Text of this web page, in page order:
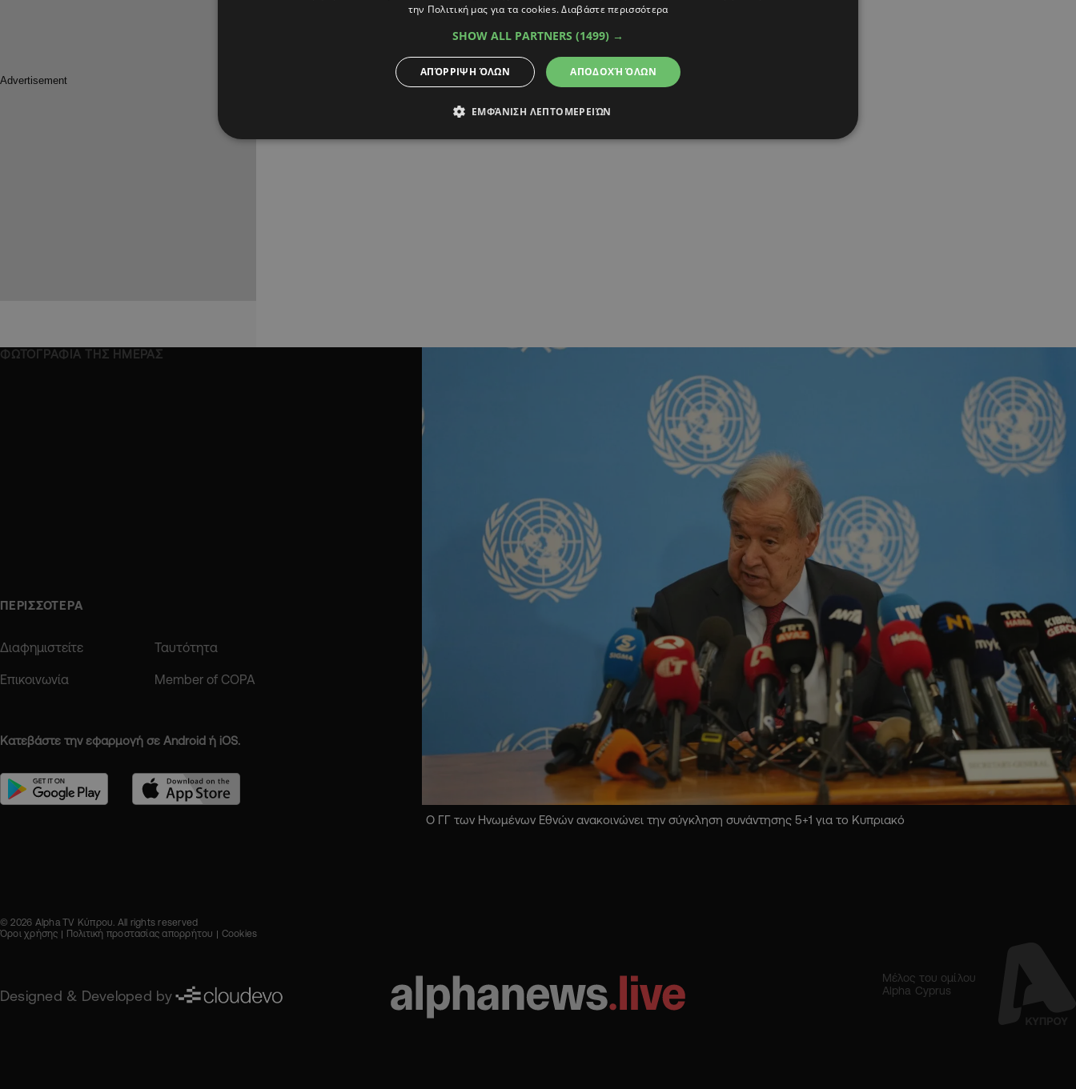
Δέκα χρόνια ανθρωπιστικής κρίσης
και πολέμου: Η Συρία «μετράει»
388.652 νεκρούς
Δέκα χρόνια Νούνο Μοράις: Σαν το
παλιό καλό κράσι (ΒΙΝΤΕΟ)
Ο Πορτογάλος ταυτίστηκε με τον ΑΠΟΕΛ και έγινε
ΦΩΤΟΓΡΑΦΙΑ ΤΗΣ ΗΜΕΡΑΣ
ΠΕΡΙΣΣΟΤΕΡΑ
Διαφημιστείτε Ταυτότητα
Επικοινωνία Member of COPA
Κατεβάστε την εφαρμογή σε Android ή iOS.
Ο ΓΓ των Ηνωμένων Εθνών ανακοινώνει την σύγκληση συνάντησης 5+1 για το Κυπριακό
© 2026 Alpha TV Κύπρου. All rights reserved
Όροι χρήσης
Πολιτική προστασίας απορρήτου Cookies
Designed & Developed by
Μέλος του ομίλου
Alpha Cyprus
την Πολιτική μας για τα cookies.Διαβάστε περισσότερα
SHOW ALL PARTNERS (1499) →
ΑΠΟΔΟΧΉ ΌΛΩΝ
ΑΠΌΡΡΙΨΗ ΌΛΩΝ
ΕΜΦΆΝΙΣΗ ΛΕΠΤΟΜΕΡΕΙΏΝ